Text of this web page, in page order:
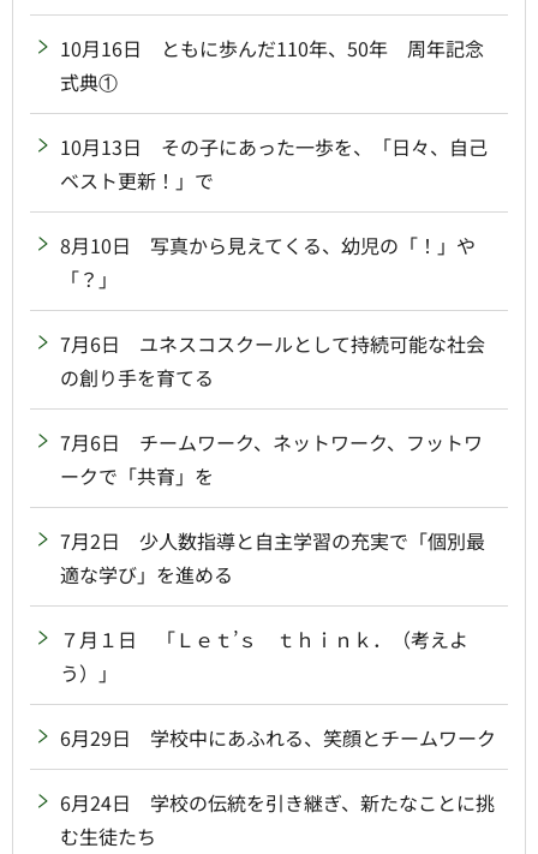
10月16日 ともに歩んだ110年、50年 周年記念
式典①
10月13日 その子にあった一歩を、「日々、自己
ベスト更新！」で
8月10日 写真から見えてくる、幼児の「！」や
「？」
7月6日 ユネスコスクールとして持続可能な社会
の創り手を育てる
7月6日 チームワーク、ネットワーク、フットワ
ークで「共育」を
7月2日 少人数指導と自主学習の充実で「個別最
適な学び」を進める
７月１日 「Ｌｅｔ’ｓ ｔｈｉｎｋ．（考えよ
う）」
6月29日 学校中にあふれる、笑顔とチームワーク
6月24日 学校の伝統を引き継ぎ、新たなことに挑
む生徒たち